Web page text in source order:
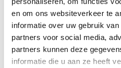
en om ons websiteverkeer te
informatie over uw gebruik
partners voor social media,
partners kunnen deze
informatie die u aan ze heeft
echter viel weinig regen en
dan welkom.